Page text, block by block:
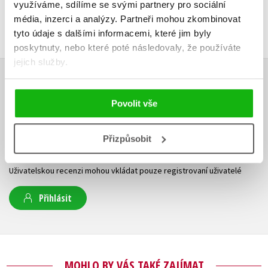
využíváme, sdílíme se svými partnery pro sociální
média, inzerci a analýzy. Partneři mohou zkombinovat
tyto údaje s dalšími informacemi, které jim byly
poskytnuty, nebo které poté následovaly, že používáte
jejich služby.
Povolit vše
Přizpůsobit
HODNOCENÍ ČTENÁŘŮ
V současné době nejsou vytvořena žádná uživatelská hodnocení.
Vaše hodnocení
Uživatelskou recenzi mohou vkládat pouze registrovaní uživatelé
Přihlásit